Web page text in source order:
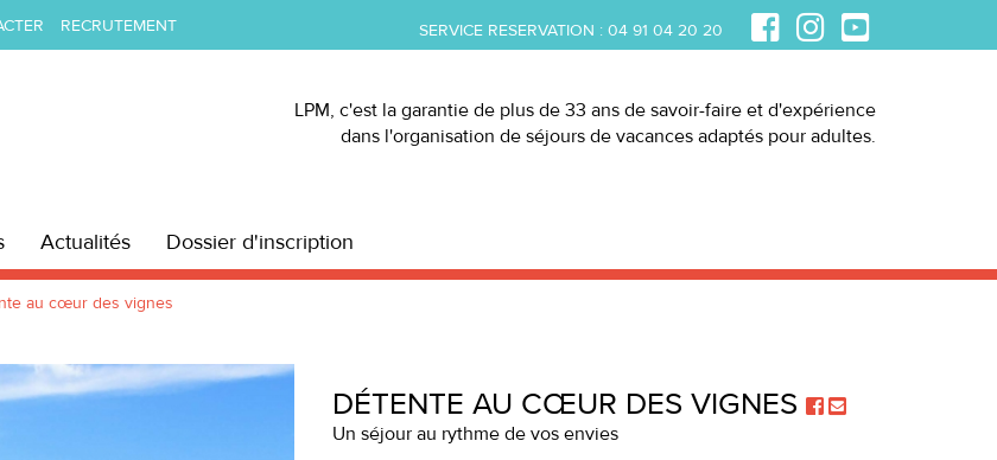
RECRUTEMENT SERVICE RESERVATION : 04 91 04 20 20
LPM, c'est la garantie de plus de 33 ans de savoir-faire et d'expérience
dans l'organisation de séjours de vacances adaptés pour adultes.
Actualités Dossier d'inscription
au cœur des vignes
Suivante
DÉTENTE AU CŒUR DES VIGNES
Un séjour au rythme de vos envies